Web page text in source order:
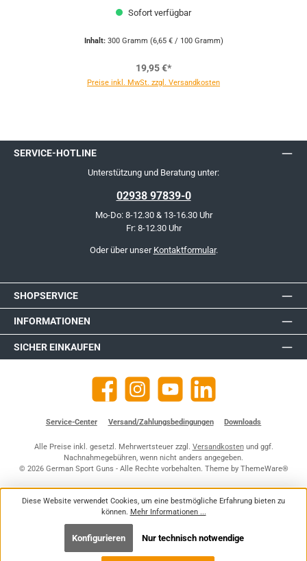
Sofort verfügbar
Inhalt: 300 Gramm (6,65 € / 100 Gramm)
19,95 €*
Preise inkl. MwSt. zzgl. Versandkosten
SERVICE-HOTLINE
Unterstützung und Beratung unter:
02938 97839-0
Mo-Do: 8-12.30 & 13-16.30 Uhr
Fr: 8-12.30 Uhr
Oder über unser Kontaktformular.
SHOPSERVICE
INFORMATIONEN
SICHER EINKAUFEN
Facebook Instagram YouTube https://de.linkedin.com/company/
Service-Center Versand/Zahlungsbedingungen Downloads
Alle Preise inkl. gesetzl. Mehrwertsteuer zzgl. Versandkostenund ggf.
Nachnahmegebühren, wenn nicht anders angegeben.
© 2026 German Sport Guns - Alle Rechte vorbehalten. Theme by ThemeWare®
Diese Website verwendet Cookies, um eine bestmögliche Erfahrung bieten zu
können. Mehr Informationen ...
Nur technisch notwendige
Konfigurieren